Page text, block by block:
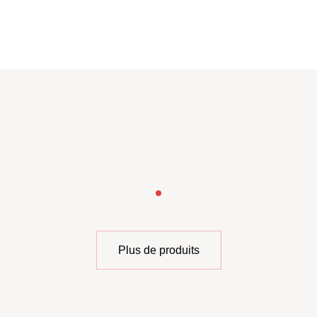
Plus de produits